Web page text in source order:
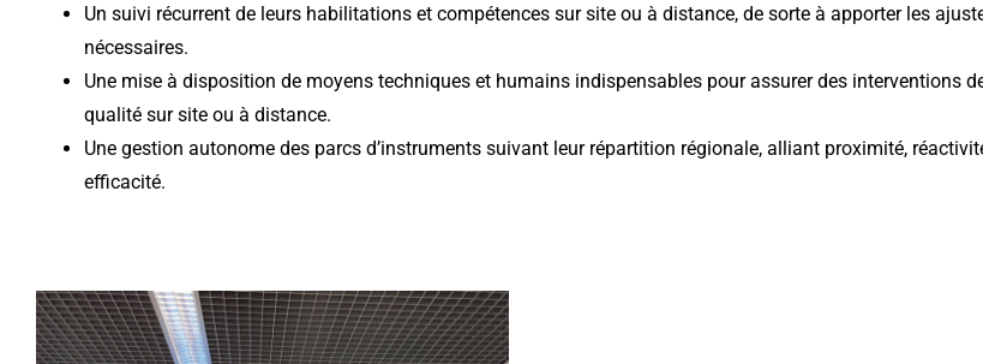
Un suivi récurrent de leurs habilitations et compétences sur site ou à distance, de sorte à apporter les
nécessaires.
Une mise à disposition de moyens techniques et humains indispensables pour assurer des interventions
qualité sur site ou à distance.
Une gestion autonome des parcs d’instruments suivant leur répartition régionale, alliant proximité,
efficacité.